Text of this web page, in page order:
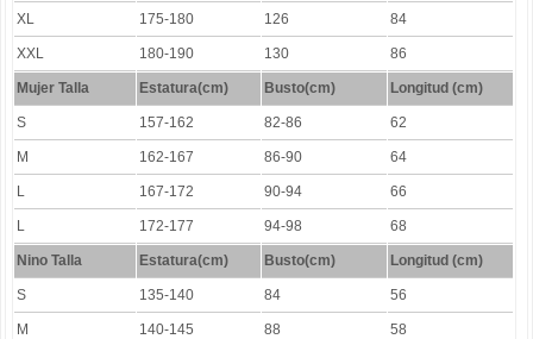
XL 175-180 126 84
XXL 180-190 130 86
Mujer Talla Estatura(cm) Busto(cm) Longitud (cm)
S 157-162 82-86 62
M 162-167 86-90 64
L 167-172 90-94 66
L 172-177 94-98 68
Nino Talla Estatura(cm) Busto(cm) Longitud (cm)
S 135-140 84 56
M 140-145 88 58